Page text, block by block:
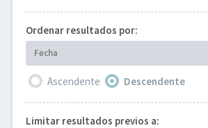
Ordenar resultados por:
Fecha
Ascendente Descendente
Limitar resultados previos a: